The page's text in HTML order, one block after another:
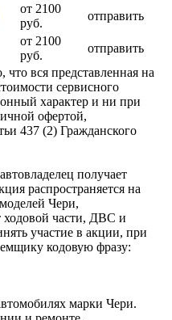
от 2100
руб.
отправить
от 2100
руб.
отправить
вся представленная на
сервисного
характер и ни при
офертой,
437 (2) Гражданского
получает
распространяется на
Чери,
ходовой части, ДВС и
участие в акции, при
кодовую фразу:
марки Чери.